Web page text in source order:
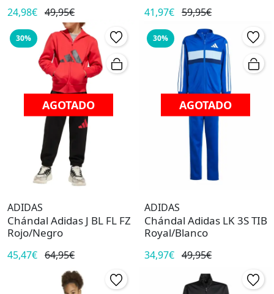
24,98€ 49,95€ 41,97€ 59,95€
30%
AGOTADO
ADIDAS
Chándal Adidas J BL FL FZ
Rojo/Negro
45,47€ 64,95€
30%
AGOTADO
ADIDAS
Chándal Adidas LK 3S TIB
Royal/Blanco
34,97€ 49,95€